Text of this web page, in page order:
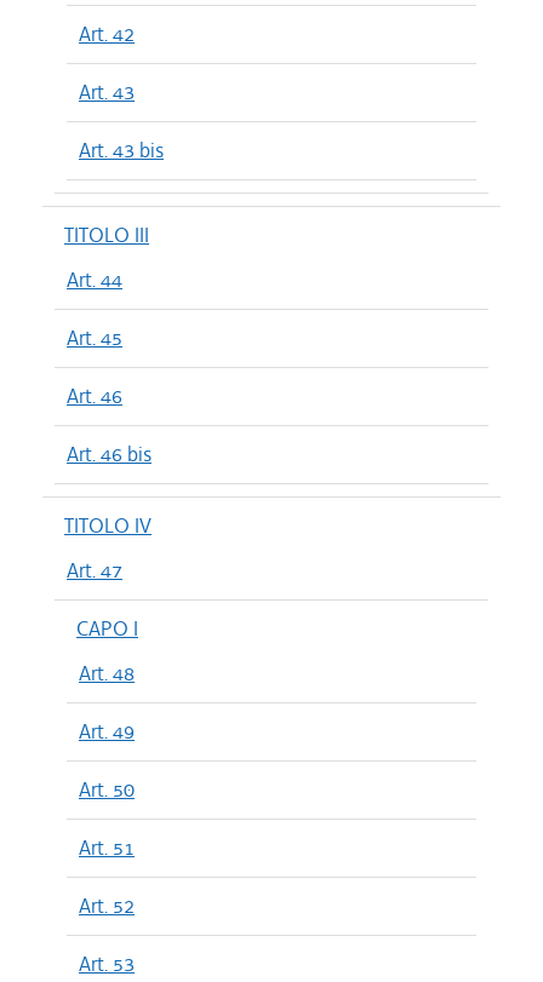
Art. 42
Art. 43
Art. 43 bis
TITOLO III
Art. 44
Art. 45
Art. 46
Art. 46 bis
TITOLO IV
Art. 47
CAPO I
Art. 48
Art. 49
Art. 50
Art. 51
Art. 52
Art. 53